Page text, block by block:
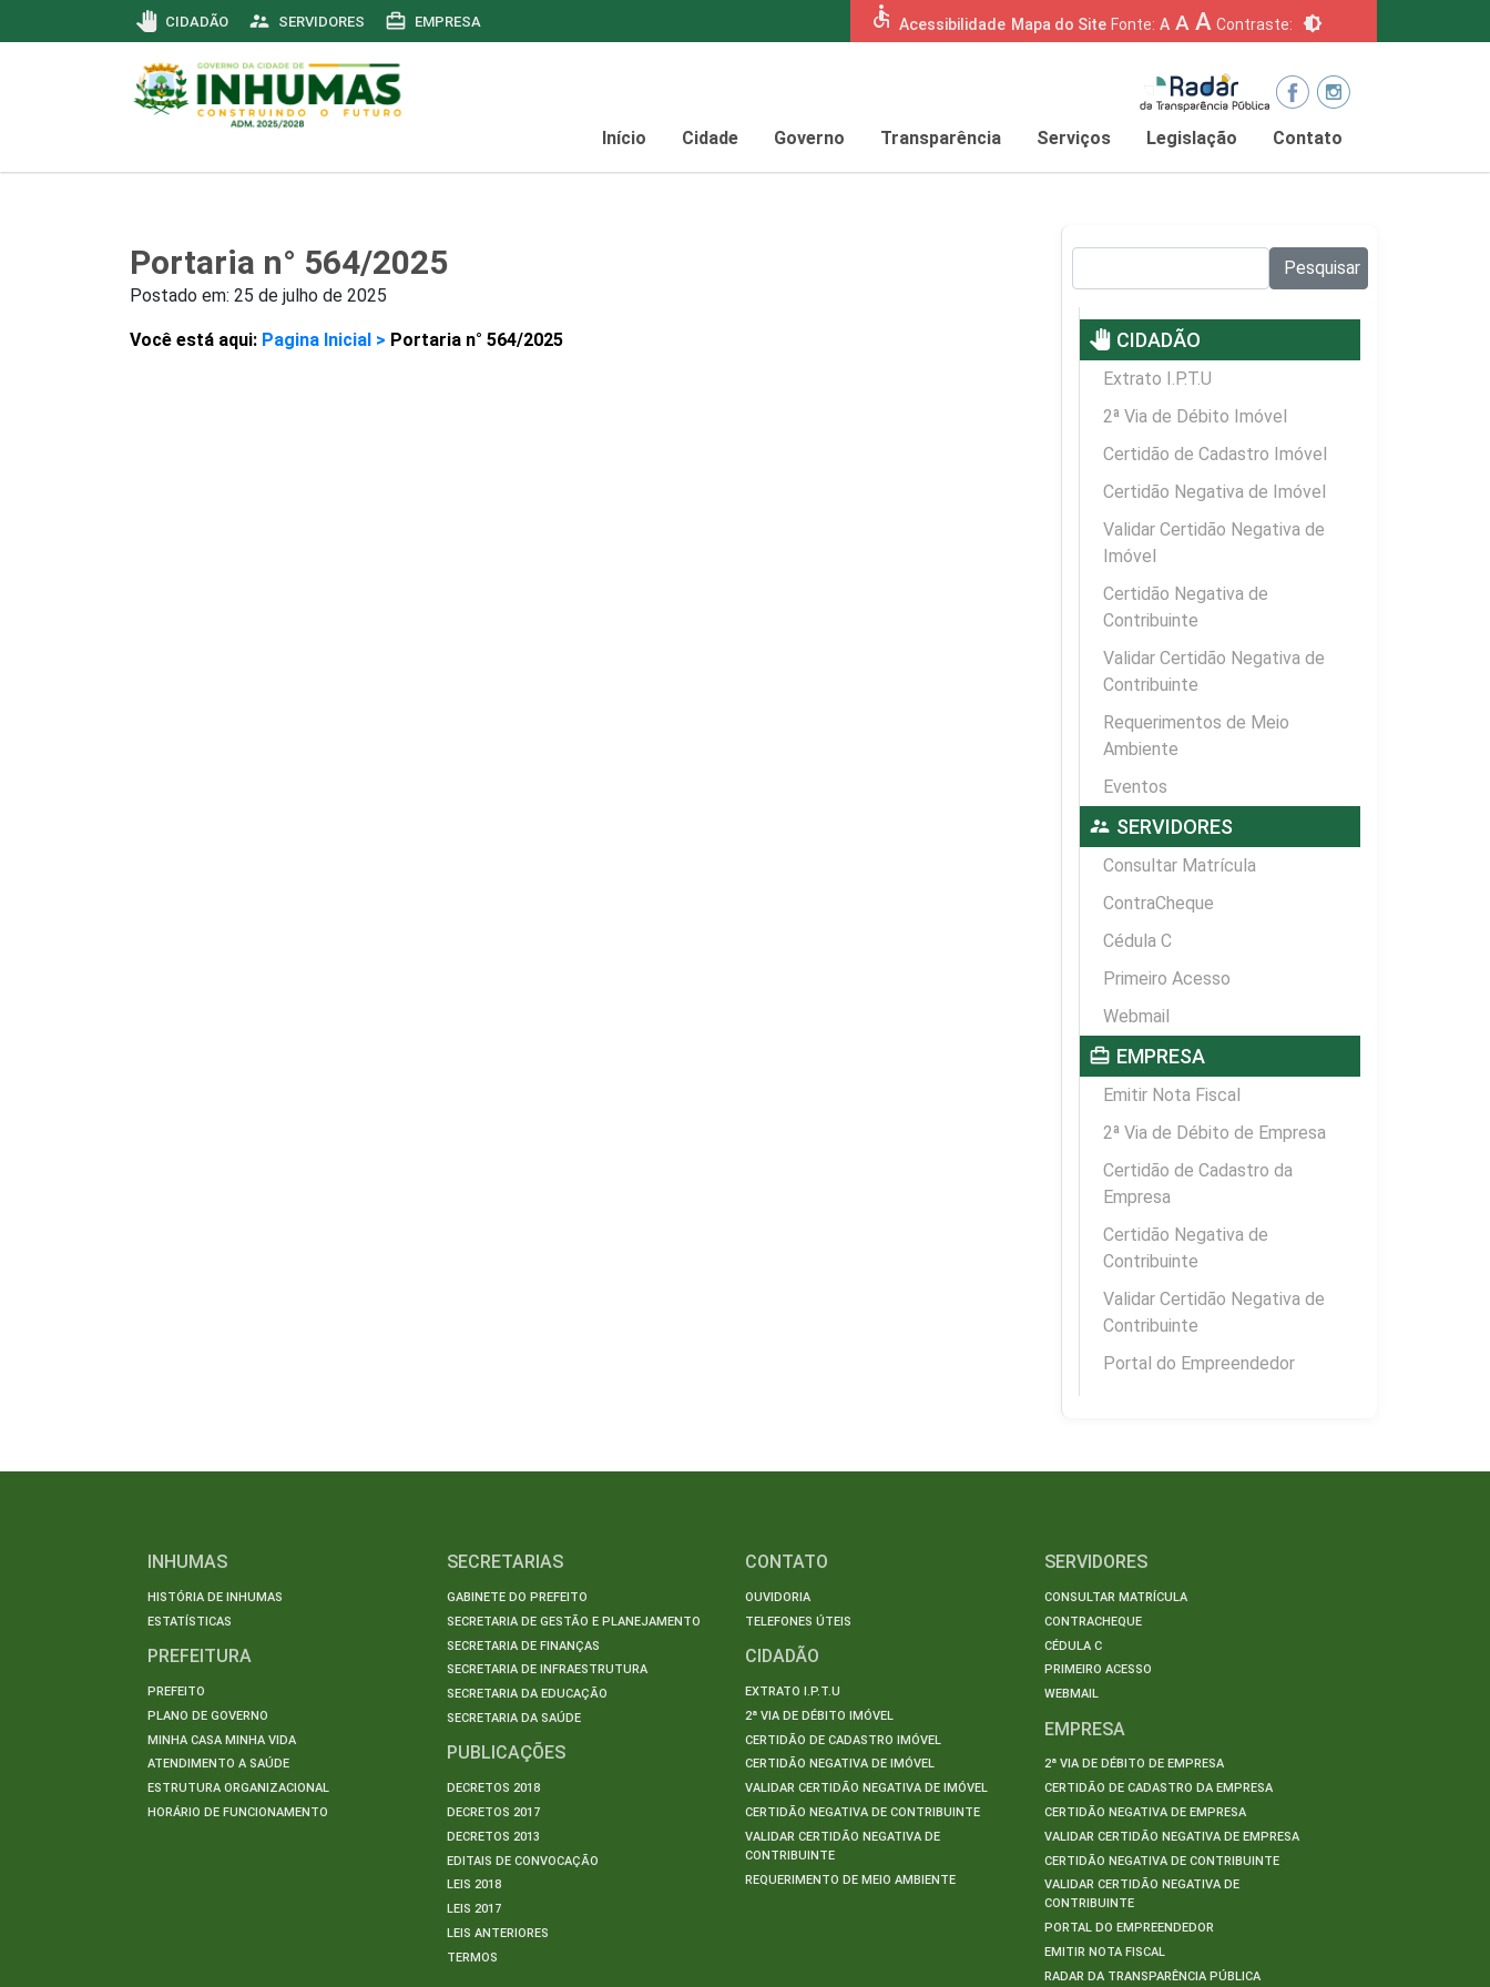
pan_tool CIDADÃO supervisor_account SERVIDORES card_travel EMPRESA accessible Acessibilidade Mapa do Site Fonte: A A A Contraste: brightness_6
Início Cidade Governo Transparência Serviços Legislação Contato
Portaria n° 564/2025
Postado em: 25 de julho de 2025
Você está aqui: Pagina Inicial > Portaria n° 564/2025
Pesquisar
pan_tool CIDADÃO
Extrato I.P.T.U
2ª Via de Débito Imóvel
Certidão de Cadastro Imóvel
Certidão Negativa de Imóvel
Validar Certidão Negativa de
Imóvel
Certidão Negativa de
Contribuinte
Validar Certidão Negativa de
Contribuinte
Requerimentos de Meio
Ambiente
Eventos
supervisor_account SERVIDORES
Consultar Matrícula
ContraCheque
Cédula C
Primeiro Acesso
Webmail
card_travel EMPRESA
Emitir Nota Fiscal
2ª Via de Débito de Empresa
Certidão de Cadastro da
Empresa
Certidão Negativa de
Contribuinte
Validar Certidão Negativa de
Contribuinte
Portal do Empreendedor
INHUMAS
HISTÓRIA DE INHUMAS
ESTATÍSTICAS
PREFEITURA
PREFEITO
PLANO DE GOVERNO
MINHA CASA MINHA VIDA
ATENDIMENTO A SAÚDE
ESTRUTURA ORGANIZACIONAL
HORÁRIO DE FUNCIONAMENTO
SECRETARIAS
GABINETE DO PREFEITO
SECRETARIA DE GESTÃO E PLANEJAMENTO
SECRETARIA DE FINANÇAS
SECRETARIA DE INFRAESTRUTURA
SECRETARIA DA EDUCAÇÃO
SECRETARIA DA SAÚDE
PUBLICAÇÕES
DECRETOS 2018
DECRETOS 2017
DECRETOS 2013
EDITAIS DE CONVOCAÇÃO
LEIS 2018
LEIS 2017
LEIS ANTERIORES
TERMOS
CONTATO
OUVIDORIA
TELEFONES ÚTEIS
CIDADÃO
EXTRATO I.P.T.U
2ª VIA DE DÉBITO IMÓVEL
CERTIDÃO DE CADASTRO IMÓVEL
CERTIDÃO NEGATIVA DE IMÓVEL
VALIDAR CERTIDÃO NEGATIVA DE IMÓVEL
CERTIDÃO NEGATIVA DE CONTRIBUINTE
VALIDAR CERTIDÃO NEGATIVA DE
CONTRIBUINTE
REQUERIMENTO DE MEIO AMBIENTE
SERVIDORES
CONSULTAR MATRÍCULA
CONTRACHEQUE
CÉDULA C
PRIMEIRO ACESSO
WEBMAIL
EMPRESA
2ª VIA DE DÉBITO DE EMPRESA
CERTIDÃO DE CADASTRO DA EMPRESA
CERTIDÃO NEGATIVA DE EMPRESA
VALIDAR CERTIDÃO NEGATIVA DE EMPRESA
CERTIDÃO NEGATIVA DE CONTRIBUINTE
VALIDAR CERTIDÃO NEGATIVA DE
CONTRIBUINTE
PORTAL DO EMPREENDEDOR
EMITIR NOTA FISCAL
RADAR DA TRANSPARÊNCIA PÚBLICA